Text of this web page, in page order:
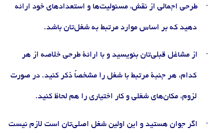
· طرحی اجمالی از نقش، مسئولیتها و استعدادهای خود ارائه
دهید که بر اساس موارد مرتبط به شغلتان باشد.
· از مشاغل قبلیتان بنویسید و با ارائۀ طرحی خلاصه از هر
کدام، هر جنبۀ مرتبط با شغل را مشخصاً ذکر کنید. در صورت
لزوم، مکانهای شغلی و کار اختیاری را هم لحاظ کنید.
· اگر جوان هستید و این اولین شغل اصلیتان است لازم نیست